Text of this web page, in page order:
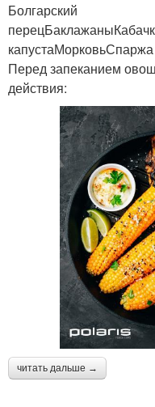
Болгарский
капустаМорковьСпаржа
Перед запеканием
действия:
читать дальше →